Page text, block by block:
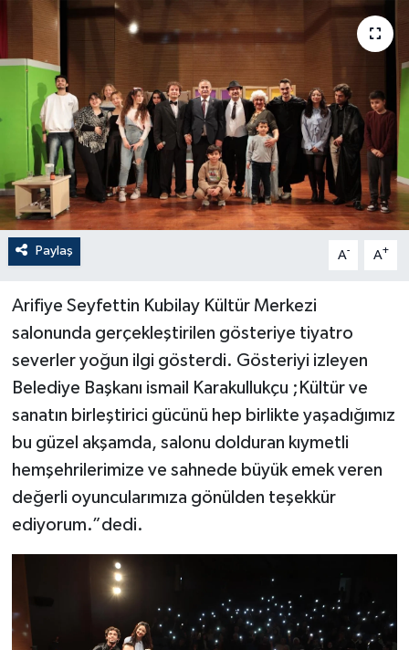
Paylaş A- A+
Arifiye Seyfettin Kubilay Kültür Merkezi
salonunda gerçekleştirilen gösteriye tiyatro
severler yoğun ilgi gösterdi. Gösteriyi izleyen
Belediye Başkanı ismail Karakullukçu ;Kültür ve
sanatın birleştirici gücünü hep birlikte yaşadığımız
bu güzel akşamda, salonu dolduran kıymetli
hemşehrilerimize ve sahnede büyük emek veren
değerli oyuncularımıza gönülden teşekkür
ediyorum.”dedi.